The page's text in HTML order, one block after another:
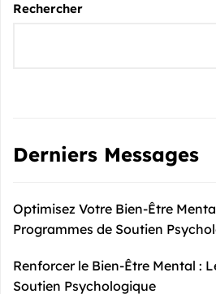
Rechercher
Derniers Messages
Optimisez Votre Bien-Être
Programmes de Soutien
Renforcer le Bien-Être Mental :
Soutien Psychologique